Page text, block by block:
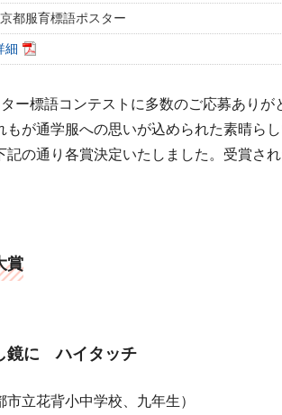
都服育標語ポスター
細
ー標語コンテストに多数のご応募ありが
もが通学服への思いが込められた素晴ら
記の通り各賞決定いたしました。受賞さ
賞
鏡に ハイタッチ
立花背小中学校、九年生）